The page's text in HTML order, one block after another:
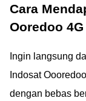
Cara
Ooredoo
Ingin langsung
Indosat
dengan bebas